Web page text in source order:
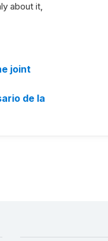
about it,
joint
de la